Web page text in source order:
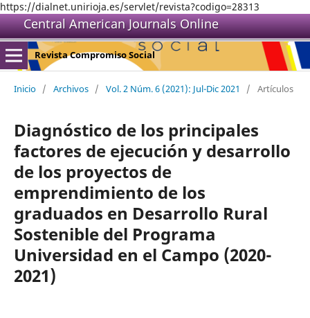
https://dialnet.unirioja.es/servlet/revista?codigo=28313
Central American Journals Online
Revista Compromiso Social
Inicio / Archivos / Vol. 2 Núm. 6 (2021): Jul-Dic 2021 / Artículos
Diagnóstico de los principales
factores de ejecución y desarrollo
de los proyectos de
emprendimiento de los
graduados en Desarrollo Rural
Sostenible del Programa
Universidad en el Campo (2020-
2021)